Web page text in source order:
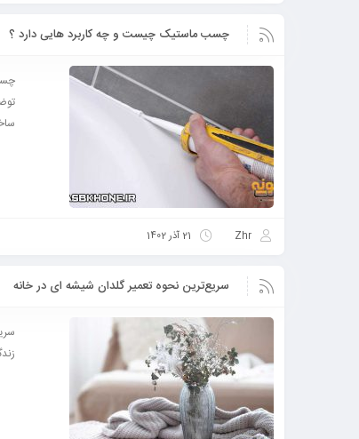
چسب ماستیک چیست و چه کاربرد هایی دارد ؟
Zhr 21 آذر 1402
سریع‌ترین نحوه تعمیر گلدان شیشه ای در خانه